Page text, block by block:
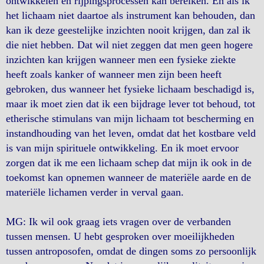
het lichaam niet daartoe als instrument kan behouden, dan
kan ik deze geestelijke inzichten nooit krijgen, dan zal ik
die niet hebben. Dat wil niet zeggen dat men geen hogere
inzichten kan krijgen wanneer men een fysieke ziekte
heeft zoals kanker of wanneer men zijn been heeft
gebroken, dus wanneer het fysieke lichaam beschadigd is,
maar ik moet zien dat ik een bijdrage lever tot behoud, tot
etherische stimulans van mijn lichaam tot bescherming en
instandhouding van het leven, omdat dat het kostbare veld
is van mijn spirituele ontwikkeling. En ik moet ervoor
zorgen dat ik me een lichaam schep dat mijn ik ook in de
toekomst kan opnemen wanneer de materiële aarde en de
materiële lichamen verder in verval gaan.
MG: Ik wil ook graag iets vragen over de verbanden
tussen mensen. U hebt gesproken over moeilijkheden
tussen antroposofen, omdat de dingen soms zo persoonlijk